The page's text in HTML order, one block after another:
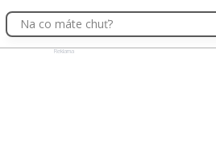
Reklama
Na co máte chuť?